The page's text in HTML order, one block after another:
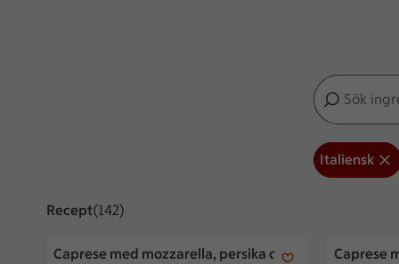
Sök
Inga förslag
Italiensk
ReceptVisar 142 stycken
(142)
Caprese med mozzarella, persika och
Caprese med mozzarella, persika och melon
Caprese
Caprese